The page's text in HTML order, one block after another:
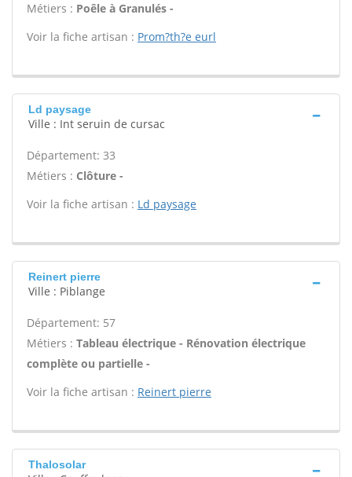
Métiers : Poêle à Granulés -
Voir la fiche artisan : Prom?th?e eurl
Ld paysage
Ville : Int seruin de cursac
Département: 33
Métiers : Clôture -
Voir la fiche artisan : Ld paysage
Reinert pierre
Ville : Piblange
Département: 57
Métiers : Tableau électrique - Rénovation électrique
complète ou partielle -
Voir la fiche artisan : Reinert pierre
Thalosolar